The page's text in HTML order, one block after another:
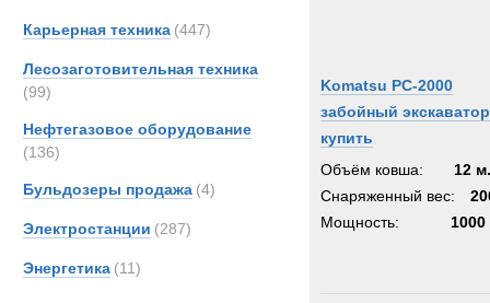
Карьерная техника (447)
Лесозаготовительная техника
(99)
Нефтегазовое оборудование
(136)
Бульдозеры продажа (4)
Электростанции (287)
Энергетика (11)
Komatsu PC-2000
забойный экскаватор
купить
Объём ковша:
12
Снаряженный вес:
Мощность:
1000